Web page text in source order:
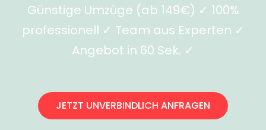
Günstige Umzüge (ab 149€) ✓ 100%
professionell ✓ Team aus Experten ✓
Angebot in 60 Sek. ✓
JETZT UNVERBINDLICH ANFRAGEN